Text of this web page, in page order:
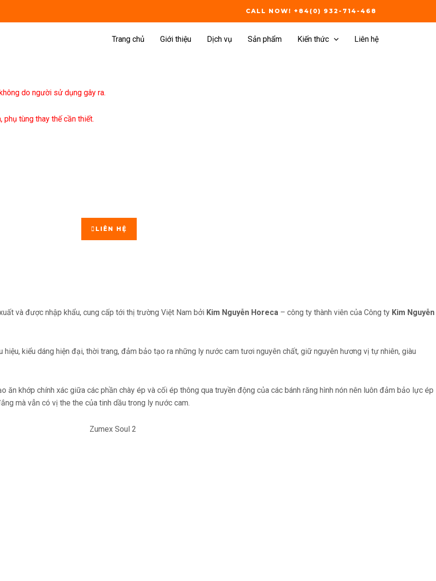
CALL NOW! +84(0) 932-714-468
Trang chủ Giới thiệu Dịch vụ Sản phẩm Kiến thức Liên hệ
do người sử dụng gây ra.
tùng thay thế cần thiết.
LIÊN HỆ
và được nhập khẩu, cung cấp tới thị trường Việt Nam bởi Kim Nguyễn Horeca – công ty thành viên của Công ty Kim Nguyễn
kiểu dáng hiện đại, thời trang, đảm bảo tạo ra những ly nước cam tươi nguyên chất, giữ nguyên hương vị tự nhiên, giàu
ăn khớp chính xác giữa các phần chày ép và cối ép thông qua truyền động của các bánh răng hình nón nên luôn đảm bảo lực ép
mà vẫn có vị the the của tinh dầu trong ly nước cam.